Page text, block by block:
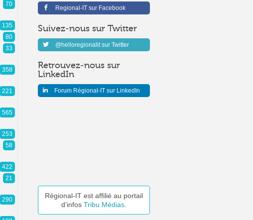
Regional-IT sur Facebook
Suivez-nous sur Twitter
@helloregionalit sur Twitter
Retrouvez-nous sur
LinkedIn
Forum Régional-IT sur LinkedIn
Régional-IT est affilié au portail
d’infos Tribu Médias
70
135
80
33
358
221
565
253
58
422
21
290